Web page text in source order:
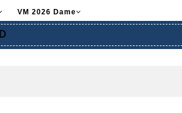
VM 2026 Dame